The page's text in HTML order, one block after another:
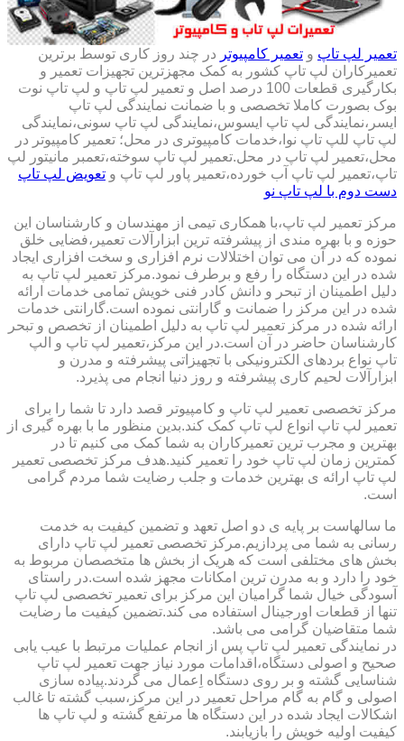
تعمیر لپ تاپ و تعمیر کامپیوتر در چند روز کاری توسط برترین
تعمیرکاران لپ تاپ کشور به کمک مجهزترین تجهیزات تعمیر و
بکارگیری قطعات 100 درصد اصل و تعمیر لپ تاپ و لپ تاپ نوت
بوک بصورت کاملا تخصصی و با ضمانت نمایندگی لپ تاپ
ایسر،نمایندگی لپ تاپ ایسوس،نمایندگی لپ تاپ سونی،نمایندگی
لپ تاپ للپ تاپ نوا،خدمات کامپیوتری در محل؛ تعمیر کامپیوتر در
محل،تعمیر لپ تاپ در محل.تعمیر لپ تاپ سوخته،تعمبر مانیتور لپ
تاپ،تعمیر لپ تاپ آب خورده،تعمیر پاور لپ تاپ و تعویض لپ تاپ
دست دوم با لپ تاپ نو
مرکز تعمیر لپ تاپ،با همکاری تیمی از مهندسان و کارشناسان این
حوزه و با بهره مندی از پیشرفته ترین ابزارآلات تعمیر،فضایی خلق
نموده که در آن می توان اختلالات نرم افزاری و سخت افزاری ایجاد
شده در این دستگاه را رفع و برطرف نمود.مرکز تعمیر لپ تاپ به
دلیل اطمینان از تبحر و دانش کادر فنی خویش تمامی خدمات ارائه
شده در این مرکز را ضمانت و گارانتی نموده است.گارانتی خدمات
ارائه شده در مرکز تعمیر لپ تاپ به دلیل اطمینان از تخصص و تبحر
کارشناسان حاضر در آن است.در این مرکز،تعمیر لپ تاپ و الپ
تاپ نواع بردهای الکترونیکی با تجهیزاتی پیشرفته و مدرن و
ابزارآلات لحیم کاری پیشرفته و روز دنیا انجام می پذیرد.
مرکز تخصصی تعمیر لپ تاپ و کامپیوتر قصد دارد تا شما را برای
تعمیر لپ تاپ انواع لپ تاپ کمک کند.بدین منظور ما با بهره گیری از
بهترین و مجرب ترین تعمیرکاران به شما کمک می کنیم تا در
کمترین زمان لپ تاپ خود را تعمیر کنید.هدف مرکز تخصصی تعمیر
لپ تاپ ارائه ی بهترین خدمات و جلب رضایت شما مردم گرامی
است.
ما سالهاست بر پایه ی دو اصل تعهد و تضمین کیفیت به خدمت
رسانی به شما می پردازیم.مرکز تخصصی تعمیر لپ تاپ دارای
بخش های مختلفی است که هریک از بخش ها متخصصان مربوط به
خود را دارد و به مدرن ترین امکانات مجهز شده است.در راستای
آسودگی خیال شما گرامیان این مرکز برای تعمیر تخصصی لپ تاپ
تنها از قطعات اورجینال استفاده می کند.تضمین کیفیت ما رضایت
شما متقاضیان گرامی می باشد.
در نمایندگی تعمیر لپ تاپ پس از انجام عملیات مرتبط با عیب یابی
صحیح و اصولی دستگاه،اقدامات مورد نیاز جهت تعمیر لپ تاپ
شناسایی گشته و بر روی دستگاه اِعمال می گردند.پیاده سازی
اصولی و گام به گام مراحل تعمیر در این مرکز،سبب گشته تا غالب
اشکالات ایجاد شده در این دستگاه ها مرتفع گشته و لپ تاپ ها
کیفیت اولیه خویش را بازیابند.